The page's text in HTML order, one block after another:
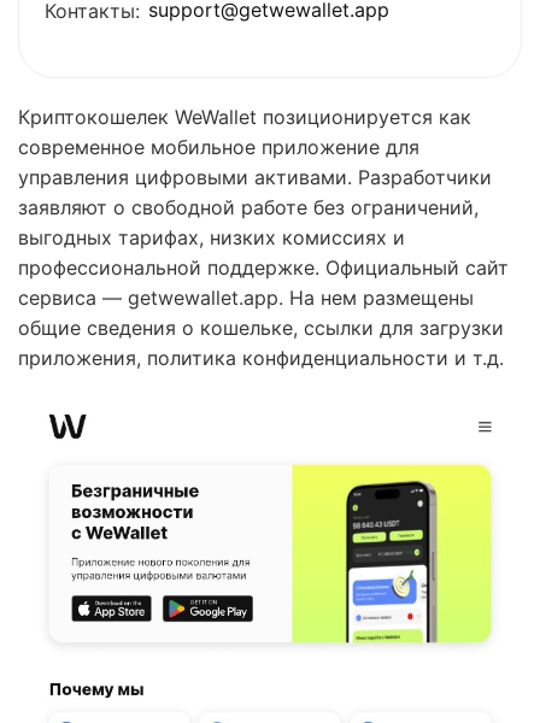
Контакты: support@getwewallet.app
Криптокошелек WeWallet позиционируется как
современное мобильное приложение для
управления цифровыми активами. Разработчики
заявляют о свободной работе без ограничений,
выгодных тарифах, низких комиссиях и
профессиональной поддержке. Официальный сайт
сервиса — getwewallet.app. На нем размещены
общие сведения о кошельке, ссылки для загрузки
приложения, политика конфиденциальности и т.д.